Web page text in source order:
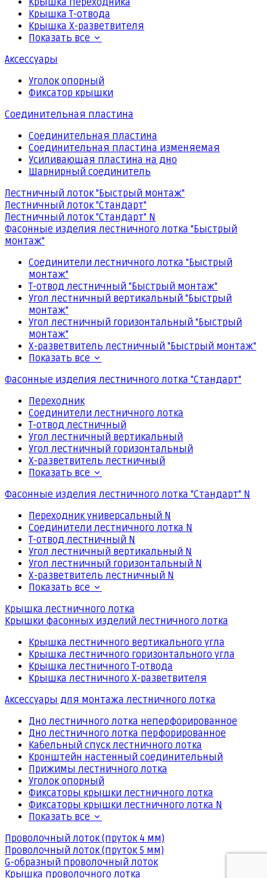
Крышка переходника
Крышка Т-отвода
Крышка Х-разветвителя
Показать все
Аксессуары
Уголок опорный
Фиксатор крышки
Соединительная пластина
Соединительная пластина
Соединительная пластина изменяемая
Усиливающая пластина на дно
Шарнирный соединитель
Лестничный лоток "Быстрый монтаж"
Лестничный лоток "Стандарт"
Лестничный лоток "Стандарт" N
Фасонные изделия лестничного лотка "Быстрый
монтаж"
Соединители лестничного лотка "Быстрый
монтаж"
Т-отвод лестничный "Быстрый монтаж"
Угол лестничный вертикальный "Быстрый
монтаж"
Угол лестничный горизонтальный "Быстрый
монтаж"
Х-разветвитель лестничный "Быстрый монтаж"
Показать все
Фасонные изделия лестничного лотка "Стандарт"
Переходник
Соединители лестничного лотка
Т-отвод лестничный
Угол лестничный вертикальный
Угол лестничный горизонтальный
Х-разветвитель лестничный
Показать все
Фасонные изделия лестничного лотка "Стандарт" N
Переходник универсальный N
Соединители лестничного лотка N
Т-отвод лестничный N
Угол лестничный вертикальный N
Угол лестничный горизонтальный N
Х-разветвитель лестничный N
Показать все
Крышка лестничного лотка
Крышки фасонных изделий лестничного лотка
Крышка лестничного вертикального угла
Крышка лестничного горизонтального угла
Крышка лестничного Т-отвода
Крышка лестничного Х-разветвителя
Аксессуары для монтажа лестничного лотка
Дно лестничного лотка неперфорированное
Дно лестничного лотка перфорированное
Кабельный спуск лестничного лотка
Кронштейн настенный соединительный
Прижимы лестничного лотка
Уголок опорный
Фиксаторы крышки лестничного лотка
Фиксаторы крышки лестничного лотка N
Показать все
Проволочный лоток (пруток 4 мм)
Проволочный лоток (пруток 5 мм)
G-образный проволочный лоток
Крышка проволочного лотка